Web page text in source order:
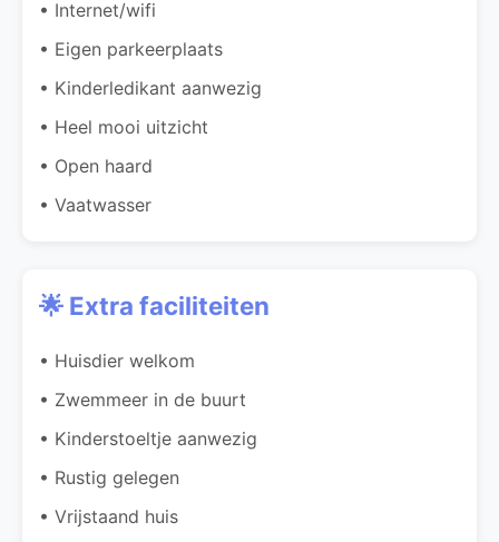
• Internet/wifi
• Eigen parkeerplaats
• Kinderledikant aanwezig
• Heel mooi uitzicht
• Open haard
• Vaatwasser
🌟 Extra faciliteiten
• Huisdier welkom
• Zwemmeer in de buurt
• Kinderstoeltje aanwezig
• Rustig gelegen
• Vrijstaand huis